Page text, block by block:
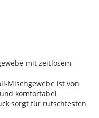
mit zeitlosem
Mischgewebe ist von
komfortabel
sorgt für rutschfesten